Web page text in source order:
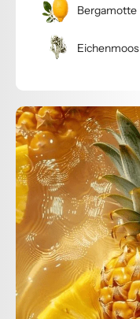
Bergamotte
Eichenmoos